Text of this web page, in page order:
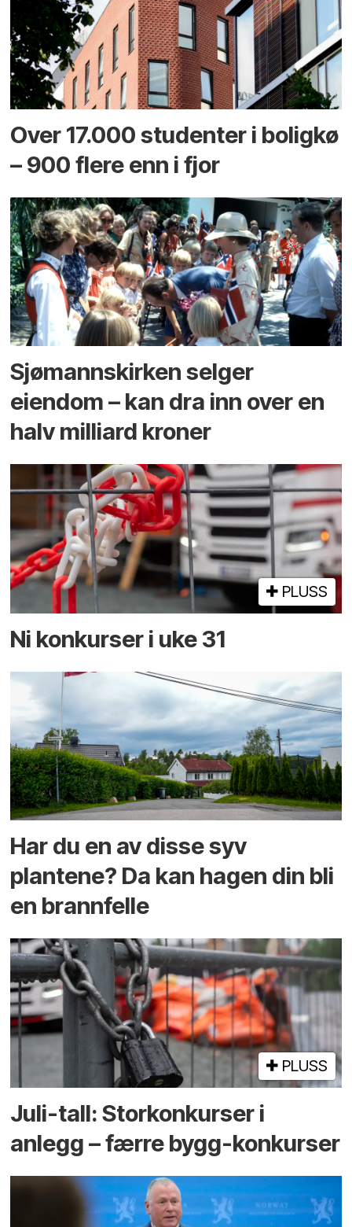
Over 17.000 studenter i boligkø
– 900 flere enn i fjor
Sjømannskirken selger
eiendom – kan dra inn over en
halv milliard kroner
PLUSS
Ni konkurser i uke 31
Har du en av disse syv
plantene? Da kan hagen din bli
en brannfelle
PLUSS
Juli-tall: Storkonkurser i
anlegg – færre bygg-konkurser